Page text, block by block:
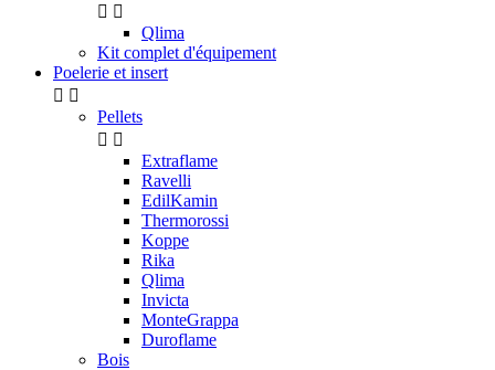
 
Qlima
Kit complet d'équipement
Poelerie et insert
 
Pellets
 
Extraflame
Ravelli
EdilKamin
Thermorossi
Koppe
Rika
Qlima
Invicta
MonteGrappa
Duroflame
Bois